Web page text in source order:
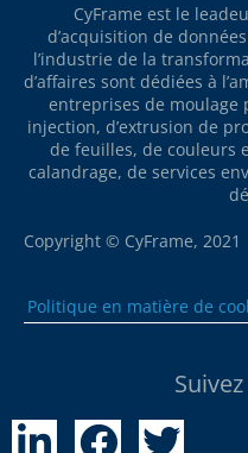
CyFrame est le
d’acquisition de
l’industrie de la
d’affaires sont dédiées à
entreprises de moulage
injection, d’extrusion de
de feuilles, de couleurs
calandrage, de services
Copyright © CyFrame, 2021
Politique en matière de